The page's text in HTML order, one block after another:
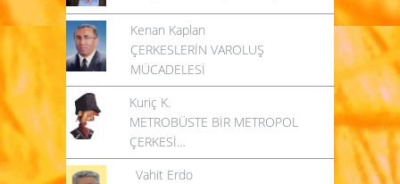
Kenan Kaplan
ÇERKESLERİN VAROLUŞ
MÜCADELESİ
Kuriç K.
METROBÜSTE BİR METROPOL
ÇERKESİ…
Vahit Erdo